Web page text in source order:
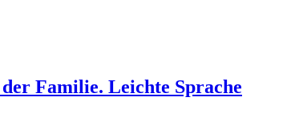
Familie. Leichte Sprache